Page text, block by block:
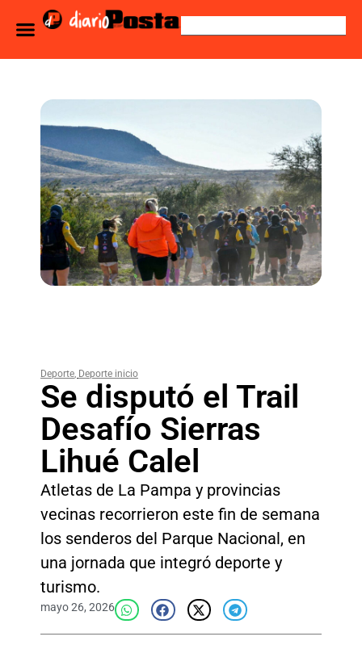
Deporte, Deporte inicio
Se disputó el Trail
Desafío Sierras
Lihué Calel
Atletas de La Pampa y provincias
vecinas recorrieron este fin de semana
los senderos del Parque Nacional, en
una jornada que integró deporte y
turismo.
mayo 26, 2026